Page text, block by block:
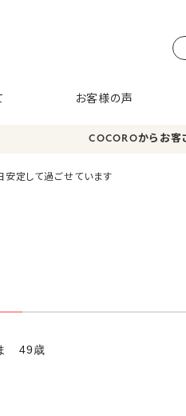
お客様の声
COCOROからお客
安定して過ごせています
49歳